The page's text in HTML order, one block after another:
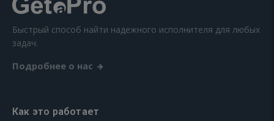
Быстрый способ найти надежного исполнителя для любых
задач.
Подробнее о нас
Как это работает